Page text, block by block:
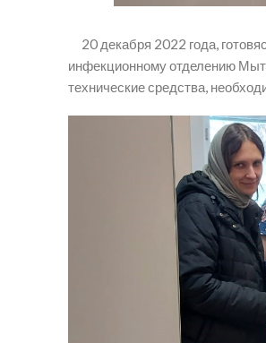
20 декабря 2022 года,
инфекционному отделению
технические средства,